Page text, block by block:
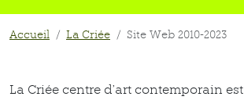
Accueil La Criée Site Web 2010-2023
La Criée centre d’art contemporain